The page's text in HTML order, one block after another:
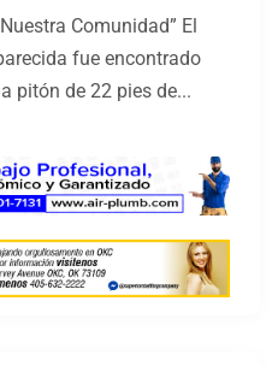
Comunidad” El
fue encontrado
pitón de 22 pies de...